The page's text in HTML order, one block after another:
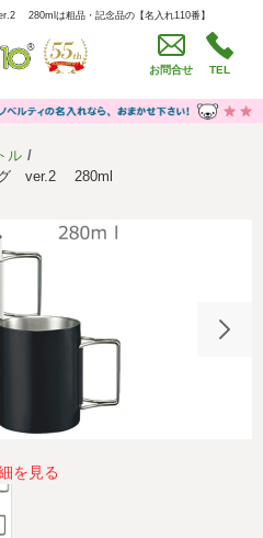
は粗品・記念品の【名入れ110番】
280mlは粗品・記念品の【名入れ110番】
お問合せ TEL
労働組合・設立記念・周年記念
イベント・パーティーグッズ
セール品グッズ
特定商取引法に基づく表記
プライバシーポリシー
ル
グ ver.2 280ml
を見る